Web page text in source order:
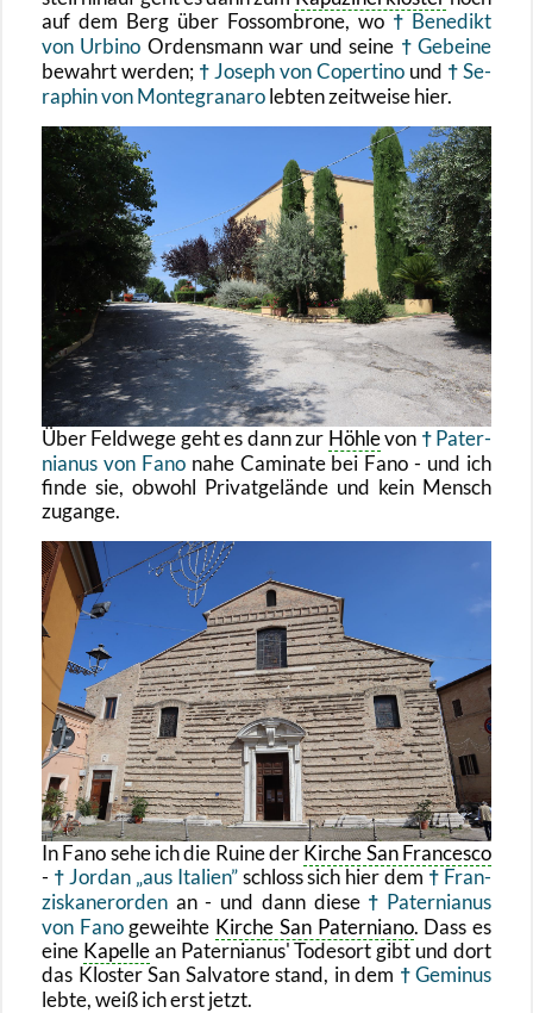
auf dem Berg über Fos­s­om­bro­ne, wo
Be­ne­dikt
von Ur­bi­no Or­dens­mann war und seine
Ge­bei­ne
be­wahrt wer­den;
Jo­seph von Coper­ti­no und
Se­
ra­phin von Mon­te­gra­na­roleb­ten zeit­wei­se hier.
Über Feld­we­ge geht es dann zur Höhlevon
Pa­ter­
nia­nus von Fanonahe Ca­mi­na­te bei Fano - und ich
finde sie, ob­wohl Pri­vat­ge­län­de und kein Mensch
zu­gan­ge.
In Fano sehe ich die Ruine derKir­che San Fran­ces­co
-
Jor­dan „aus Ita­li­en”schloss sich hier dem
Fran­
zis­ka­ner­or­den an - und dann diese
Pa­ter­nia­nus
von Fanoge­weih­te Kir­che San Pa­ter­nia­no. Dass es
eine Ka­pel­lean Pa­ter­nia­nus' To­desort gibt und dort
das Klos­ter San Sal­va­to­re stand, in dem
Ge­mi­nus
lebte, weiß ich erst jetzt.